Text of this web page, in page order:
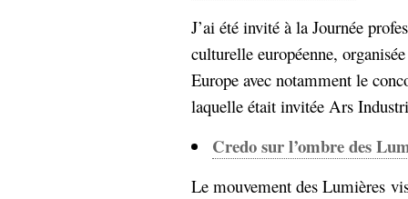
J’ai été invité à la Journée
culturelle européenne,
Europe avec notamment le
laquelle était invitée Ars
Credo sur l’ombre des
Le mouvement des Lumières